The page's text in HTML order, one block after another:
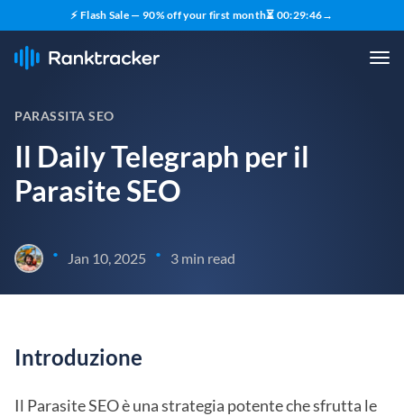
⚡ Flash Sale — 90% off your first month⏳ 00:29:45→
PARASSITA SEO
Il Daily Telegraph per il
Parasite SEO
• Jan 10, 2025 • 3 min read
Introduzione
Il Parasite SEO è una strategia potente che sfrutta le